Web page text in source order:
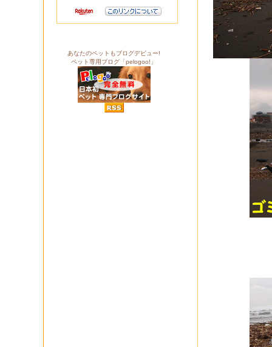
あなたのペットもブログデビュー!
ペット専用ブログ「pelogoo!」